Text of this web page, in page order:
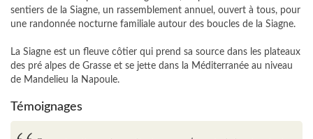
sentiers de la Siagne, un rassemblement annuel, ouvert à tous, pour
une randonnée nocturne familiale autour des boucles de la Siagne.
La Siagne est un fleuve côtier qui prend sa source dans les plateaux
des pré alpes de Grasse et se jette dans la Méditerranée au niveau
de Mandelieu la Napoule.
Témoignages